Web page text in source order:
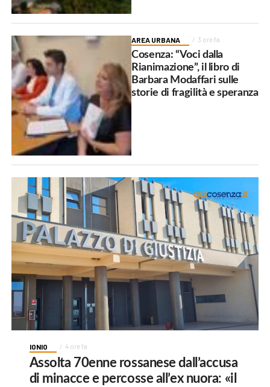
AREA URBANA 3 ore fa
Cosenza: “Voci dalla
Rianimazione”, il libro di
Barbara Modaffari sulle
storie di fragilità e speranza
IONIO 4 ore fa
Assolta 70enne rossanese dall’accusa
di minacce e percosse all’ex nuora: «il